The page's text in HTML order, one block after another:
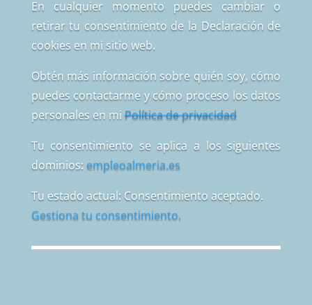
En cualquier momento puedes cambiar o
retirar tu consentimiento de la Declaración de
cookies en mi sitio web.
Obtén más información sobre quién soy, cómo
puedes contactarme y cómo proceso los datos
personales en miPolítica de privacidad
Tu consentimiento se aplica a los siguientes
dominios: empleoalmeria.es
Tu estado actual: Consentimiento aceptado.
Gestiona tu consentimiento.